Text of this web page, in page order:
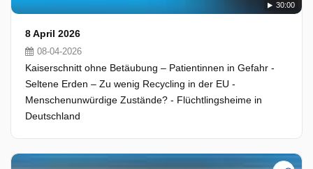
30:00
8 April 2026
08-04-2026
Kaiserschnitt ohne Betäubung – Patientinnen in Gefahr -
Seltene Erden – Zu wenig Recycling in der EU -
Menschenunwürdige Zustände? - Flüchtlingsheime in
Deutschland